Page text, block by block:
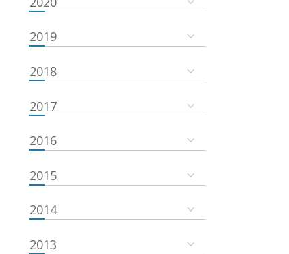
2019
2018
2017
2016
2015
2014
2013